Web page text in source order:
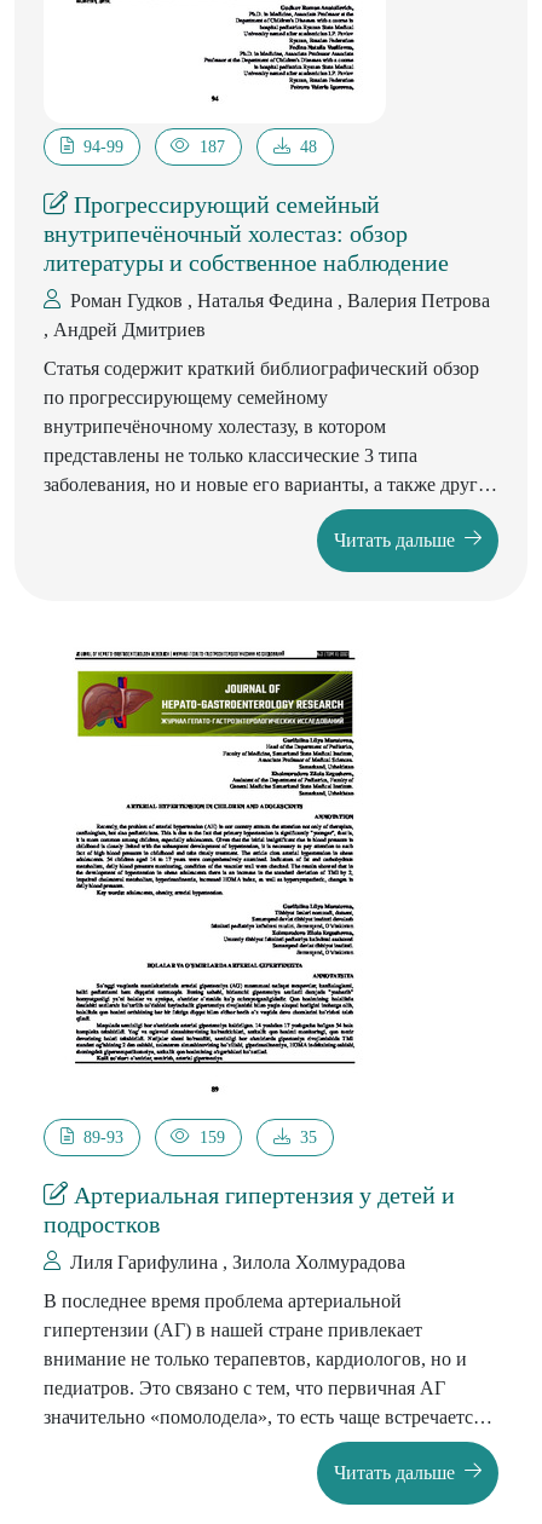
процессе адаптации организм ребенка с СД
реагировал более высокими цифрами.
Среди сопутствующих патологий в раннем периоде
адаптации на первый план выступали ППЦНС, в 2
раза меньше ВУИ.
94-99 187 48
Прогрессирующий семейный
внутрипечёночный холестаз: обзор
литературы и собственное наблюдение
Роман Гудков , Наталья Федина , Валерия Петрова
, Андрей Дмитриев
Статья содержит краткий библиографический обзор
по прогрессирующему семейному
внутрипечёночному холестазу, в котором
представлены не только классические 3 типа
заболевания, но и новые его варианты, а также другие
генетические болезни, проявляющиеся
холестатическим поражением печени у детей раннего
клинический полиморфизм указанных заболеваний.
Представлен клинический случай диагностики
прогрессирующего семейного холестаза у ребёнка в
возрасте 2 месяцев с генетической верификацией
диагноза и успешным лечением,
включающем трансплантацию печени. Выявлены две
мутации в гетерозиготном состоянии: ранее
описанная патогенная мутация СМ033442 и ранее не
описанная мутация в гене PGM1.
Читать дальше
89-93 159 35
Артериальная гипертензия у детей и
подростков
Лиля Гарифулина , Зилола Холмурадова
В последнее время проблема артериальной
гипертензии (АГ) в нашей стране привлекает
внимание не только терапевтов, кардиологов, но и
педиатров. Это связано с тем, что первичная АГ
значительно «помолодела», то есть чаще встречается у
детей, особенно подростков. Учитывая, что
начальный незначительный подъем АД в детском
возрасте тесно связан с последующим развитием
Читать дальше